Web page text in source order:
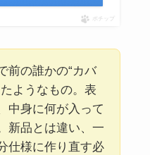
ポチップ
前の誰かの“カバ
ようなもの。表
中身に何が入って
新品とは違い、一
仕様に作り直す必